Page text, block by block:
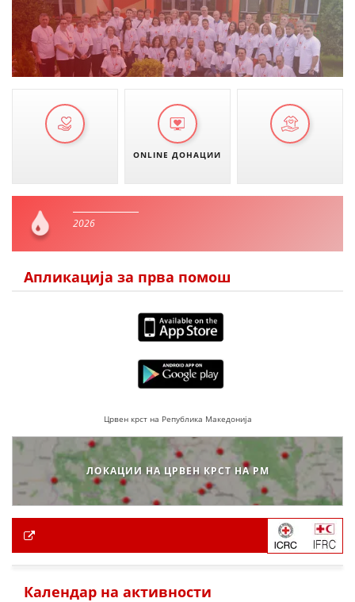
ПРИРАЧНИЦИ
СТРАТЕГИИ
БРОШУРИ
ONLINE ДОНАЦИИ
2026
Апликација за прва помош
Црвен крст на Република Македонија
ЛОКАЦИИ НА ЦРВЕН КРСТ НА РМ
Календар на активности